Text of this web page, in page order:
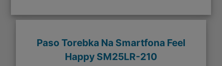
Paso Torebka Na Smartfona Feel
Happy SM25LR-210